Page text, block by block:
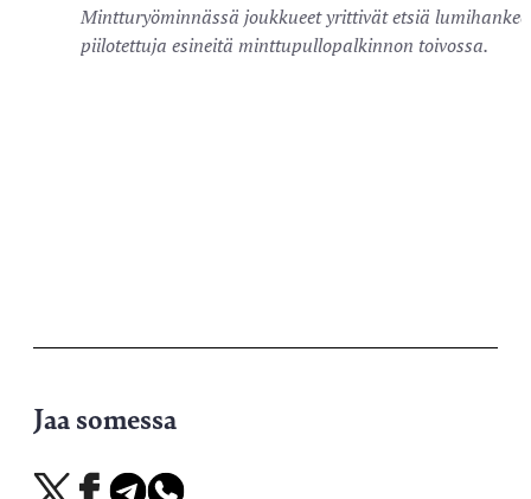
Mintturyöminnässä joukkueet yrittivät etsiä
piilotettuja esineitä minttupullopalkinnon toivossa.
Jaa somessa
Jaa
Jaa
Jaa
Jaa